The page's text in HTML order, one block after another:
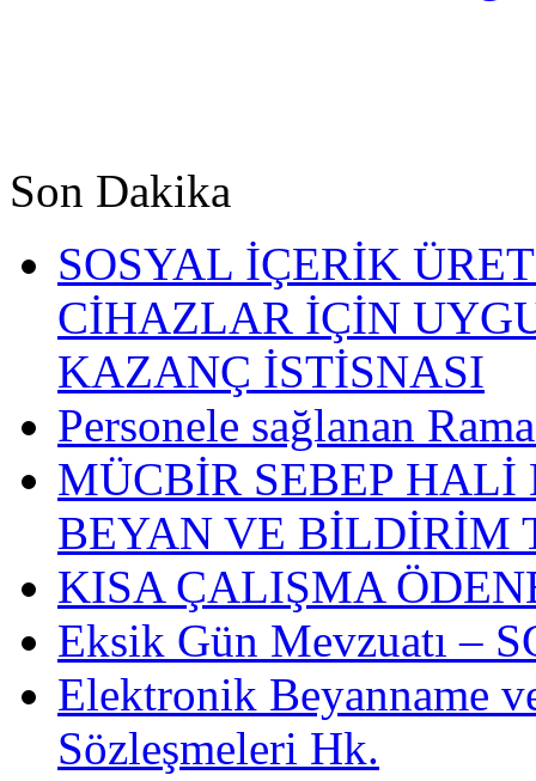
Son Dakika
SOSYAL İÇERİK
CİHAZLAR İÇİN
KAZANÇ İSTİSNASI
Personele sağlanan
MÜCBİR SEBEP
BEYAN VE BİLDİRİM
KISA ÇALIŞMA
Eksik Gün Mevzuatı –
Elektronik Beyanname
Sözleşmeleri Hk.